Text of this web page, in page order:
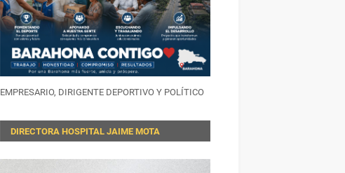
EMPRESARIO, DIRIGENTE DEPORTIVO Y POLÍTICO
DIRECTORA HOSPITAL JAIME MOTA